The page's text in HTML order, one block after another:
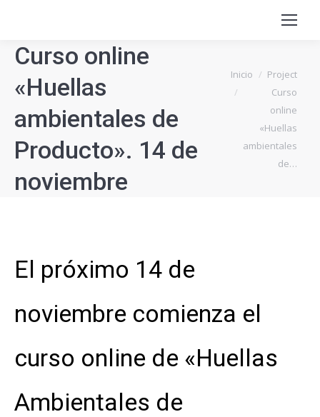
Curso online
«Huellas
ambientales de
Producto». 14 de
noviembre
Estás aquí:
Inicio
Project
Curso
online
«Huellas
ambientales
de…
El próximo 14 de
noviembre comienza el
curso online de «Huellas
Ambientales de